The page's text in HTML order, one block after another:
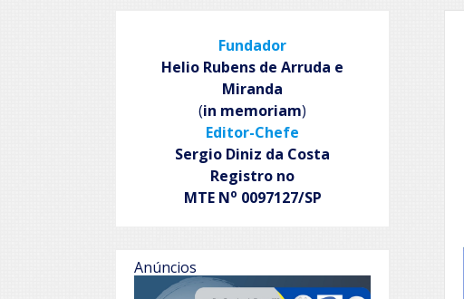
Fundador
Helio Rubens de Arruda e
Miranda
(in memoriam)
Editor-Chefe
Sergio Diniz da Costa
Registro no
MTE No 0097127/SP
Anúncios